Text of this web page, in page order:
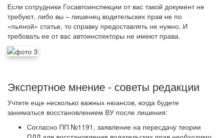
Если сотрудники Госавтоинспекции от вас такой документ не
требуют, либо вы – лишенец водительских прав не по
«пьяной» статье, то справку предоставлять не нужно. И
требовать ее от вас автоинспекторы не имеют права.
Экспертное мнение - советы редакции
Учтите еще несколько важных нюансов, когда будете
заниматься восстановлением ВУ после лишения:
Согласно ПП №1191, заявление на пересдачу теории